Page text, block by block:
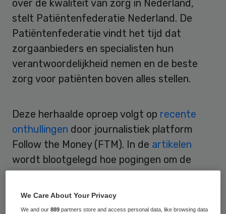
over de kwaliteit van zorg in Nederland,
stelt Patiëntenfederatie Nederland. De
Patiëntenfederatie vindt het tijd dat
zorgaanbieders en specialisten hun
verantwoordelijkheid nemen en de beste
zorg voor patiënten boven alles stellen.
Deze herhaalde oproep volgt op recente
onthullingen door journalistiek platform
Follow the Money (FTM). In de artikelen
wordt blootgelegd hoe pogingen om de
kwaliteit van zorg transparant te maken al
jaren worden getraineerd, met name door
medisch specialisten.
We Care About Your Privacy
We and our889 partners store and access personal data, like browsing data